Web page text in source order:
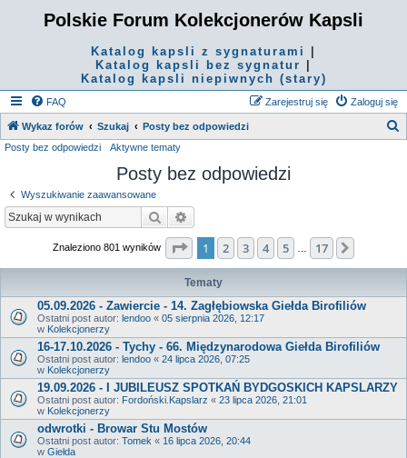
Polskie Forum Kolekcjonerów Kapsli
Katalog kapsli z sygnaturami
Katalog kapsli bez sygnatur
Katalog kapsli niepiwnych (stary)
FAQ Zaloguj się
Zarejestruj się
Wykaz forów Szukaj Posty bez odpowiedzi
Posty bez odpowiedzi Aktywne tematy
Posty bez odpowiedzi
Wyszukiwanie zaawansowane
Szukaj
Znaleziono 801 wyników Strona z17
1 2 3 4 5 17
Tematy
05.09.2026 - Zawiercie - 14. Zagłębiowska Giełda Birofiliów
Ostatni post autor: lendoo « 05 sierpnia 2026, 12:17
w Kolekcjonerzy
16-17.10.2026 - Tychy - 66. Międzynarodowa Giełda Birofiliów
Ostatni post autor: lendoo « 24 lipca 2026, 07:25
w Kolekcjonerzy
19.09.2026 - I JUBILEUSZ SPOTKAŃ BYDGOSKICH KAPSLARZY
Ostatni post autor: Fordoński.Kapslarz « 23 lipca 2026, 21:01
w Kolekcjonerzy
odwrotki - Browar Stu Mostów
Ostatni post autor: Tomek « 16 lipca 2026, 20:44
w Giełda